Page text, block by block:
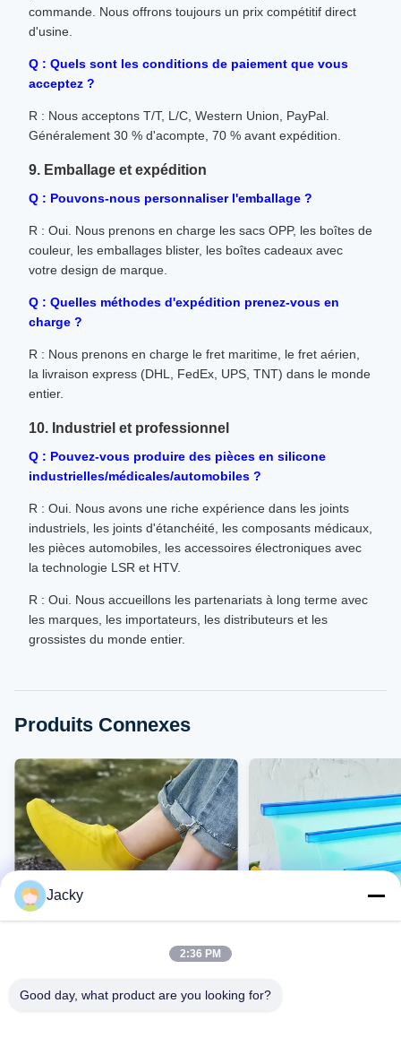
commande. Nous offrons toujours un prix compétitif direct
d'usine.
Q : Quels sont les conditions de paiement que vous
acceptez ?
R : Nous acceptons T/T, L/C, Western Union, PayPal.
Généralement 30 % d'acompte, 70 % avant expédition.
9. Emballage et expédition
Q : Pouvons-nous personnaliser l'emballage ?
R : Oui. Nous prenons en charge les sacs OPP, les boîtes de
couleur, les emballages blister, les boîtes cadeaux avec
votre design de marque.
Q : Quelles méthodes d'expédition prenez-vous en
charge ?
R : Nous prenons en charge le fret maritime, le fret aérien,
la livraison express (DHL, FedEx, UPS, TNT) dans le monde
entier.
10. Industriel et professionnel
Q : Pouvez-vous produire des pièces en silicone
industrielles/médicales/automobiles ?
R : Oui. Nous avons une riche expérience dans les joints
industriels, les joints d'étanchéité, les composants médicaux,
les pièces automobiles, les accessoires électroniques avec
la technologie LSR et HTV.
R : Oui. Nous accueillons les partenariats à long terme avec
les marques, les importateurs, les distributeurs et les
grossistes du monde entier.
Produits Connexes
Bottes de pluie directes d'usine,
Sac de conservation
Jacky
2:36 PM
Good day, what product are you looking for?